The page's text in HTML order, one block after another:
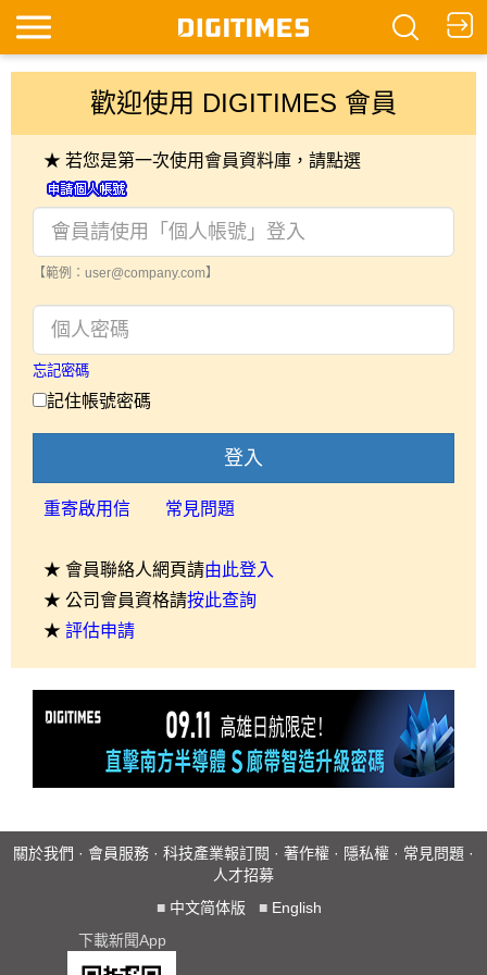
歡迎使用 DIGITIMES 會員
★ 若您是第一次使用會員資料庫，請點選
【範例：user@company.com】
忘記密碼
記住帳號密碼
登入
重寄啟用信 常見問題
★ 會員聯絡人網頁請由此登入
★ 公司會員資格請按此查詢
★ 評估申請
關於我們 · 會員服務 · 科技產業報訂閱 · 著作權 · 隱私權 · 常見問題 ·
人才招募
■ 中文简体版 ■ English
下載新聞App